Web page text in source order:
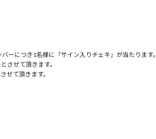
ーにつき1名様に「サイン入りチェキ」が当たります。
させて頂きます。
せて頂きます。